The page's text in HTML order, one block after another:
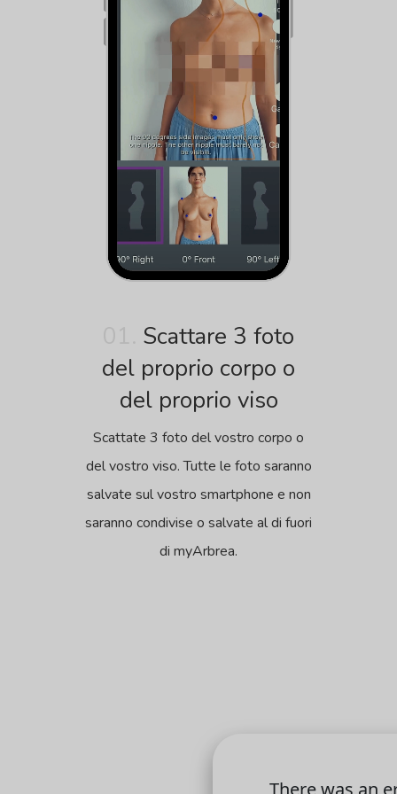
Scattare 3 foto
del proprio corpo o
del proprio viso
Scattate 3 foto del vostro corpo o
del vostro viso. Tutte le foto saranno
salvate sul vostro smartphone e non
saranno condivise o salvate al di fuori
di myArbrea.